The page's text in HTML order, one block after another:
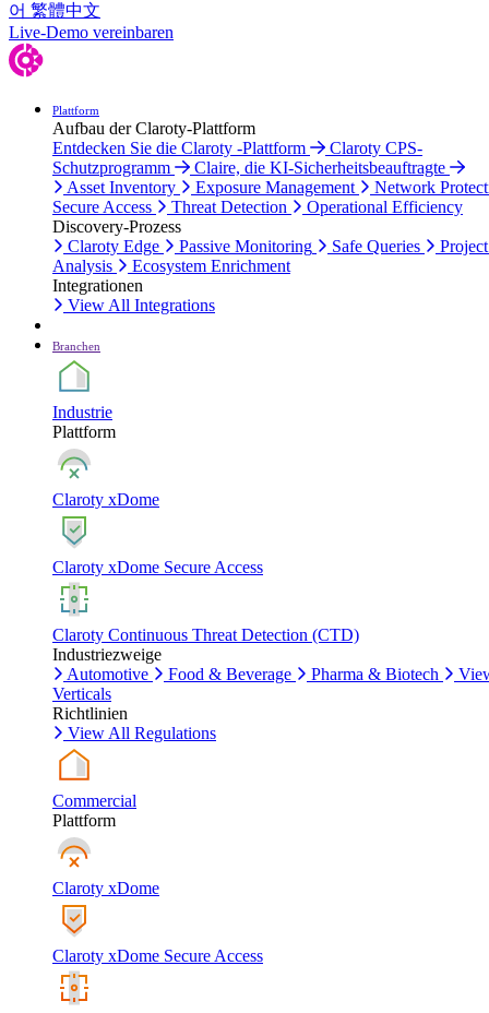
어 繁體中文
Live-Demo vereinbaren
Plattform
Aufbau der Claroty-Plattform
Entdecken Sie die Claroty -Plattform
Claroty CPS-
Schutzprogramm
Claire, die KI-Sicherheitsbeauftragte
Asset Inventory
Exposure Management
Network
Secure Access
Threat Detection
Operational Efficiency
Discovery-Prozess
Claroty Edge
Passive Monitoring Safe Queries
Analysis
Ecosystem Enrichment
Integrationen
View All Integrations
Branchen
Industrie
Plattform
Claroty xDome
Claroty xDome Secure Access
Claroty Continuous Threat Detection (CTD)
Industriezweige
Automotive
Food & Beverage Pharma & Biotech
Verticals
Richtlinien
View All Regulations
Commercial
Plattform
Claroty xDome
Claroty xDome Secure Access